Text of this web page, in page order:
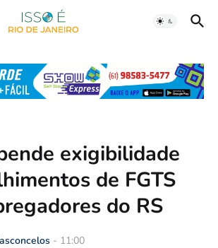
exigibilidade
de FGTS
do RS
- 11:00